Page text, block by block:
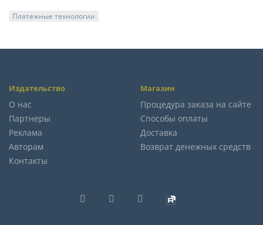
Платежные технологии
Издательство
О нас
Партнеры
Реклама
Авторам
Контакты
Магазин
Процедура заказа на сайте
Способы оплаты
Доставка
Возврат денежных средств